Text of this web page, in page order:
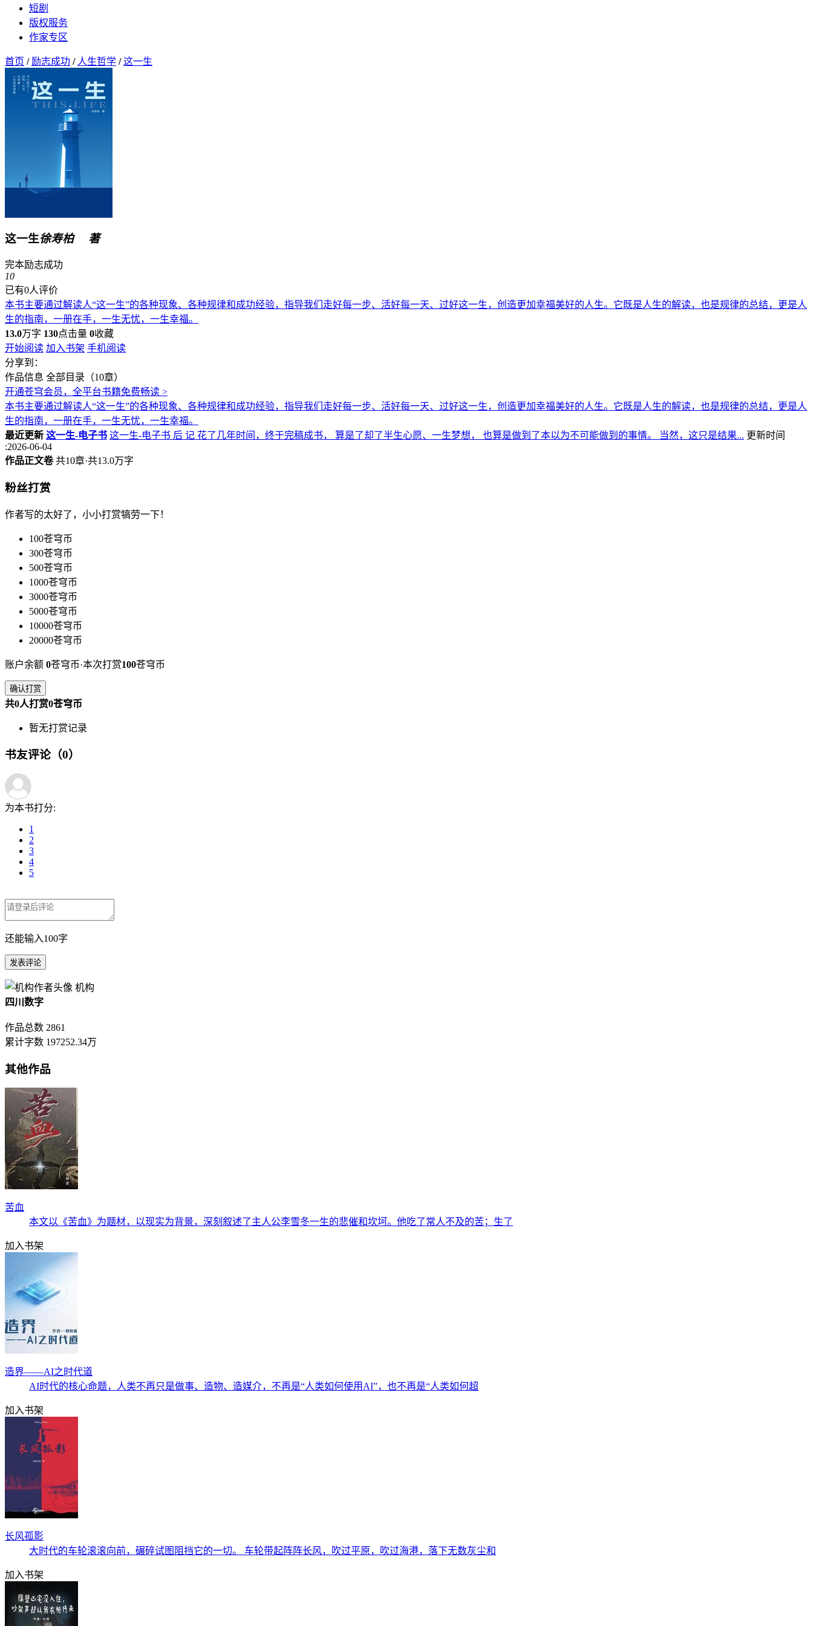
短剧
版权服务
作家专区
首页 / 励志成功 / 人生哲学 / 这一生
这一生徐寿柏 著
完本励志成功
10
已有0人评价
本书主要通过解读人“这一生”的各种现象、各种规律和成功经验，指导我们走好每一步、活好每一天、过好这一生，创造更加幸福美好的人生。它既是人生的解读，也是规律的总结，更是人
生的指南，一册在手，一生无忧，一生幸福。
13.0万字 130点击量 0收藏
开始阅读 加入书架 手机阅读
分享到：
作品信息 全部目录（10章）
开通苍穹会员，全平台书籍免费畅读 >
本书主要通过解读人“这一生”的各种现象、各种规律和成功经验，指导我们走好每一步、活好每一天、过好这一生，创造更加幸福美好的人生。它既是人生的解读，也是规律的总结，更是人
生的指南，一册在手，一生无忧，一生幸福。
最近更新 这一生-电子书 这一生-电子书 后 记 花了几年时间，终于完稿成书， 算是了却了半生心愿、一生梦想， 也算是做到了本以为不可能做到的事情。 当然，这只是结果... 更新时间
:2026-06-04
作品正文卷 共10章·共13.0万字
粉丝打赏
作者写的太好了，小小打赏犒劳一下！
100苍穹币
300苍穹币
500苍穹币
1000苍穹币
3000苍穹币
5000苍穹币
10000苍穹币
20000苍穹币
账户余额 0苍穹币·本次打赏100苍穹币
确认打赏
共0人打赏0苍穹币
暂无打赏记录
书友评论（0）
为本书打分:
1
2
3
4
5
还能输入100字
机构
四川数字
作品总数 2861
累计字数 197252.34万
其他作品
苦血
本文以《苦血》为题材，以现实为背景，深刻叙述了主人公李雪冬一生的悲催和坎坷。他吃了常人不及的苦；生了
加入书架
造界——AI之时代道
AI时代的核心命题，人类不再只是做事、造物、造媒介，不再是“人类如何使用AI”，也不再是“人类如何超
加入书架
长风孤影
大时代的车轮滚滚向前，碾碎试图阻挡它的一切。 车轮带起阵阵长风，吹过平原，吹过海港，落下无数灰尘和
加入书架